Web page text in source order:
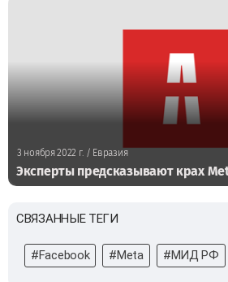
3 ноября 2022 г. / Евразия
Эксперты предсказывают крах
СВЯЗАННЫЕ ТЕГИ
#Facebook #Meta #МИД РФ